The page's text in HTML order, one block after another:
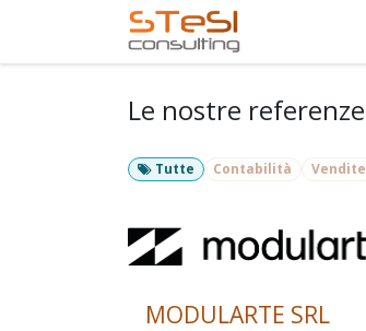
Passa al contenuto
Le nostre referenze
Tutte Contabilità Vendite
MODULARTE SRL